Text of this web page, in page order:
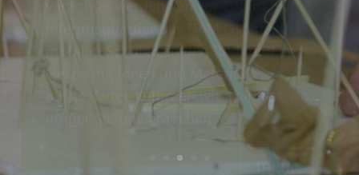
mobil in Schulen, in der Stadt und im
Netz – mit Ideen und Material
ausgestattet, kommen wir zu Ihnen, wo
immer Sie uns brauchen.
mehr